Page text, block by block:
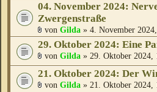
04. November 2024:
Zwergenstraße
von Gilda » 4. November
29. Oktober 2024: Eine
von Gilda » 29. Oktober 2024,
21. Oktober 2024: Der
von Gilda » 21. Oktober 2024,